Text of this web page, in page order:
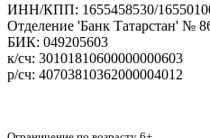
‌ИНН/КПП: 1655458530/
Отделение 'Банк Татарстан' №
БИК: 049205603
‌к/сч: 30101810600000000603
р/сч: 40703810362000004012